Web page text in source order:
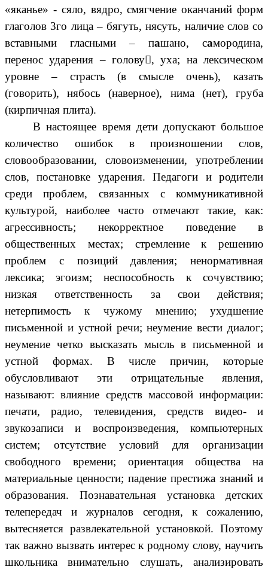
«яканье» - сяло, вядро, смягчение оканчаний форм
глаголов 3го лица – бягуть, нясуть, наличие слов со
вставными гласными – пашано, самородина,
перенос ударения – голову, уха; на лексическом
уровне – страсть (в смысле очень), казать
(говорить), нябось (наверное), нима (нет), груба
(кирпичная плита).
В настоящее время дети допускают большое
количество ошибок в произношении слов,
словообразовании, словоизменении, употреблении
слов, постановке ударения. Педагоги и родители
среди проблем, связанных с коммуникативной
культурой, наиболее часто отмечают такие, как:
агрессивность; некорректное поведение в
общественных местах; стремление к решению
проблем с позиций давления; ненормативная
лексика; эгоизм; неспособность к сочувствию;
низкая ответственность за свои действия;
нетерпимость к чужому мнению; ухудшение
письменной и устной речи; неумение вести диалог;
неумение четко высказать мысль в письменной и
устной формах. В числе причин, которые
обусловливают эти отрицательные явления,
называют: влияние средств массовой информации:
печати, радио, телевидения, средств видео- и
звукозаписи и воспроизведения, компьютерных
систем; отсутствие условий для организации
свободного времени; ориентация общества на
материальные ценности; падение престижа знаний и
образования. Познавательная установка детских
телепередач и журналов сегодня, к сожалению,
вытесняется развлекательной установкой. Поэтому
так важно вызвать интерес к родному слову, научить
школьника внимательно слушать, анализировать